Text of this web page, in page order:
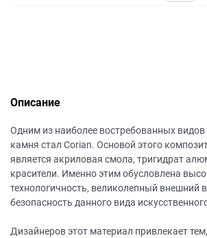
Описание
Одним из наиболее востребованных видов
камня стал Corian. Основой этого
является акриловая смола, тригидрат
красители. Именно этим обусловлена
технологичность, великолепный внешний
безопасность данного вида
Дизайнеров этот материал привлекает